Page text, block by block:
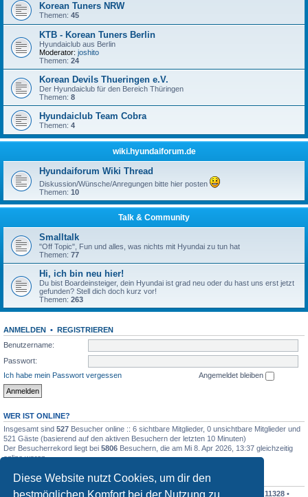
Diese Website nutzt Cookies, um dir den
bestmöglichen Komfort bei der Nutzung zu
Korean Tuners NRW
Themen: 45
KTB - Korean Tuners Berlin
Hyundaiclub aus Berlin
Moderator: joshito
Themen: 24
Korean Devils Thueringen e.V.
Der Hyundaiclub für den Bereich Thüringen
Themen: 8
Hyundaiclub Team Cobra
Themen: 4
wiki.hyundaiforum.de
Hyundaiforum Wiki Thread
Diskussion/Wünsche/Anregungen bitte hier posten
Themen: 10
Talk & Community
Smalltalk
"Off Topic", Fun und alles, was nichts mit Hyundai zu tun hat
Themen: 77
Hi, ich bin neu hier!
Du bist Boardeinsteiger, dein Hyundai ist grad neu oder du hast uns erst jetzt
gefunden? Stell dich doch kurz vor!
Themen: 263
ANMELDEN • REGISTRIEREN
Benutzername:
Passwort:
Ich habe mein Passwort vergessen
Angemeldet bleiben
WER IST ONLINE?
Insgesamt sind 527 Besucher online :: 6 sichtbare Mitglieder, 0 unsichtbare Mitglieder und
521 Gäste (basierend auf den aktiven Besuchern der letzten 10 Minuten)
Der Besucherrekord liegt bei 5806 Besuchern, die am Mi 8. Apr 2026, 13:37 gleichzeitig
online waren.
STATISTIK
Beiträge insgesamt342543• Themen insgesamt30366• Mitglieder insgesamt 11328 •